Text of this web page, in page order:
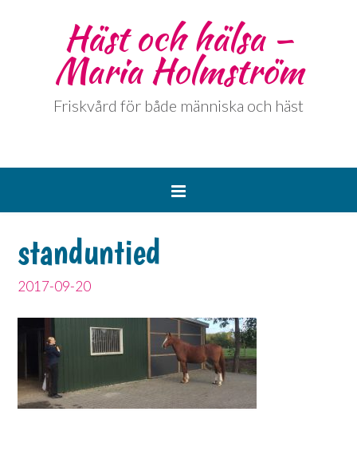
Häst och hälsa –
Maria Holmström
Friskvård för både människa och häst
standuntied
2017-09-20